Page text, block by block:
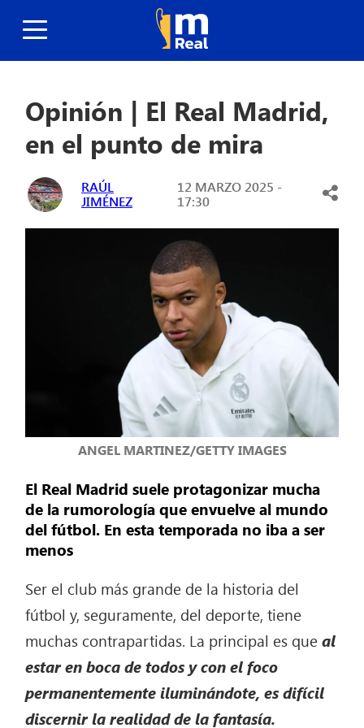
Opinión | El Real Madrid,
en el punto de mira
RAÚL
JIMÉNEZ
12 MARZO 2025 -
17:30
ANGEL MARTINEZ/GETTY IMAGES
El Real Madrid suele protagonizar mucha
de la rumorología que envuelve al mundo
del fútbol. En esta temporada no iba a ser
menos
Ser el club más grande de la historia del
fútbol y, seguramente, del deporte, tiene
muchas contrapartidas. La principal es queal
estar en boca de todos y con el foco
permanentemente iluminándote, es difícil
discernir la realidad de la fantasía.